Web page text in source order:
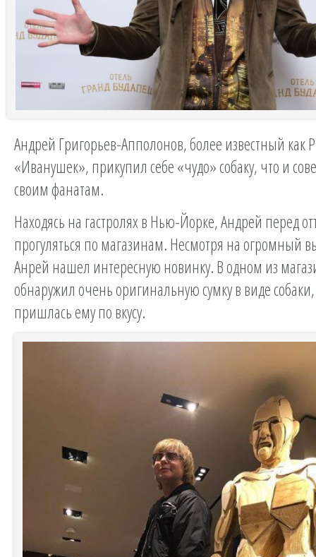
Андрей Григорьев-Апполонов, более известный как
«Иванушек», прикупил себе «чудо» собаку, что и
своим фанатам.
Находясь на гастролях в Нью-Йорке, Андрей перед
прогуляться по магазинам. Несмотря на огромный
Анрей нашел интересную новинку. В одном из
обнаружил очень оригинальную сумку в виде собаки,
пришлась ему по вкусу.